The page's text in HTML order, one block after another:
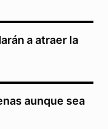
a atraer la
aunque sea